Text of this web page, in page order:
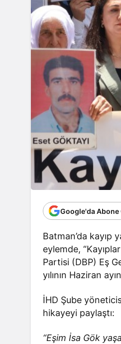
Google'da Abone
Batman’da kayıp
eylemde,
Partisi (DBP) Eş
yılının Haziran
İHD Şube
hikayeyi paylaştı:
“Eşim İsa Gök